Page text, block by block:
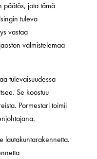
päätös, jota tämä
tuleva
vastaa
valmistelemaa
tulevaisuudessa
Se koostuu
Pormestari toimii
lautakuntarakennetta.